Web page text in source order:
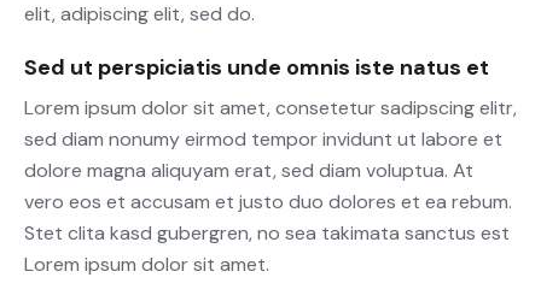
elit, adipiscing elit, sed do.
Sed ut perspiciatis unde omnis iste natus et
Lorem ipsum dolor sit amet, consetetur sadipscing elitr,
sed diam nonumy eirmod tempor invidunt ut labore et
dolore magna aliquyam erat, sed diam voluptua. At
vero eos et accusam et justo duo dolores et ea rebum.
Stet clita kasd gubergren, no sea takimata sanctus est
Lorem ipsum dolor sit amet.